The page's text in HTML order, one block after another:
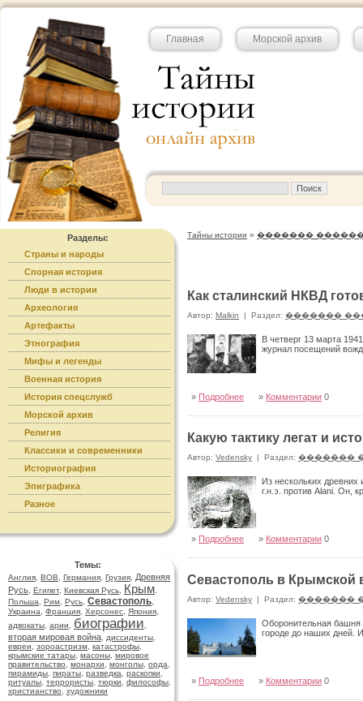
Главная Морской архив
Разделы:
Страны и народы
Спорная история
Люди в истории
Археология
Артефакты
Этнография
Мифы и легенды
Военная история
История спецслужб
Морской архив
Религия
Классики и современники
Историография
Эпиграфика
Разное
Темы:
Англия ВОВ Германия Грузия
Древняя
Русь Египет, Киевская Русь Крым
Польша
Рим Русь Севастополь
Украина
Франция Херсонес Япония
адвокаты арии биографии
вторая мировая война диссиденты
евреи
зороастризм катастрофы
крымские татары масоны мировое
правительство
монархи монголы орда
пирамиды пираты разведка раскопки
ритуалы террористы тюрки философы
христианство
художники
Тайны истории » �������
Как сталинский НКВД
Автор: Malkin | Раздел: �������
В четверг 13 марта
журнал посещений
» Подробнее » Комментарии 0
Какую тактику легат и
Автор: Vedensky | Раздел: �������
Из нескольких древних
г.н.э. против Alani. Он,
» Подробнее » Комментарии 0
Севастополь в Крымской
Автор: Vedensky | Раздел: �������
Оборонительная башня
городе до наших дней.
» Подробнее » Комментарии 0